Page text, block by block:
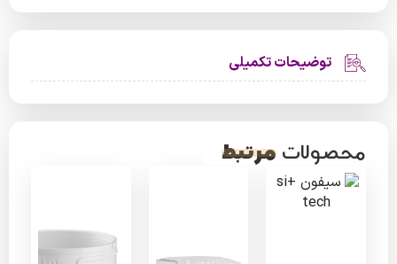
توضیحات تکمیلی
محصولات مرتبط